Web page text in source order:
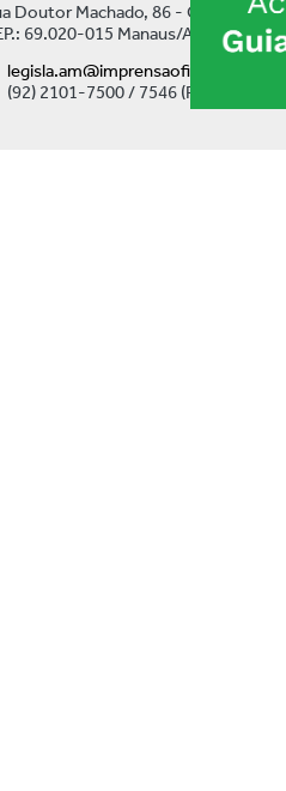
Doutor Machado, 86 - Centro
69.020-015 Manaus/AM
legisla.am@imprensaoficial.am.gov.br
(92) 2101-7500 / 7546 (Ramal)